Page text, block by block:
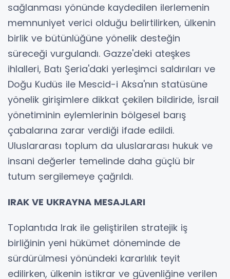
sağlanması yönünde kaydedilen ilerlemenin
memnuniyet verici olduğu belirtilirken, ülkenin
birlik ve bütünlüğüne yönelik desteğin
süreceği vurgulandı. Gazze'deki ateşkes
ihlalleri, Batı Şeria'daki yerleşimci saldırıları ve
Doğu Kudüs ile Mescid-i Aksa'nın statüsüne
yönelik girişimlere dikkat çekilen bildiride, İsrail
yönetiminin eylemlerinin bölgesel barış
çabalarına zarar verdiği ifade edildi.
Uluslararası toplum da uluslararası hukuk ve
insani değerler temelinde daha güçlü bir
tutum sergilemeye çağrıldı.
IRAK VE UKRAYNA MESAJLARI
Toplantıda Irak ile geliştirilen stratejik iş
birliğinin yeni hükümet döneminde de
sürdürülmesi yönündeki kararlılık teyit
edilirken, ülkenin istikrar ve güvenliğine verilen